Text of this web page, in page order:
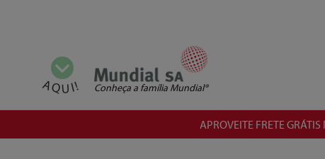
Mostrar todas as categorias
AQUI! Conheça a família Mundial®
APROVEITE FRETE